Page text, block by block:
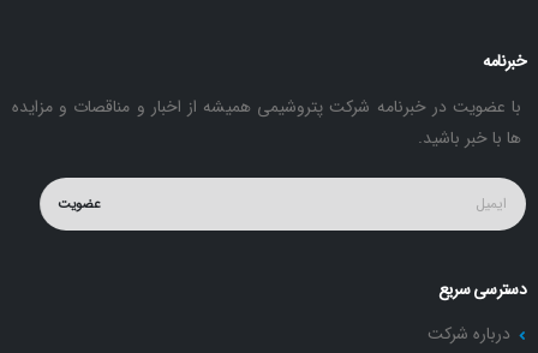
خبرنامه
با عضویت در خبرنامه شرکت پتروشیمی همیشه از اخبار و مناقصات و مزایده
ها با خبر باشید.
عضویت
دسترسی سریع
درباره شرکت